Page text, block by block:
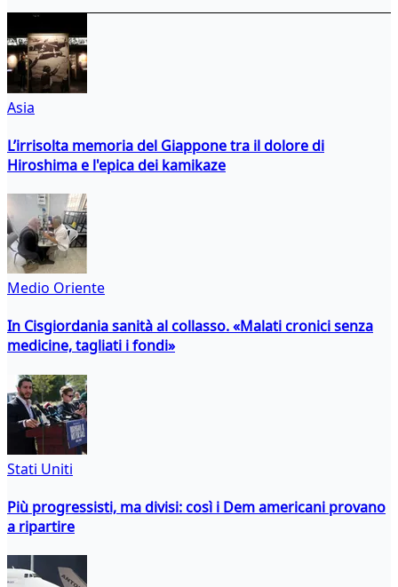
Asia
L’irrisolta memoria del Giappone tra il dolore di
Hiroshima e l'epica dei kamikaze
Medio Oriente
In Cisgiordania sanità al collasso. «Malati cronici senza
medicine, tagliati i fondi»
Stati Uniti
Più progressisti, ma divisi: così i Dem americani provano
a ripartire